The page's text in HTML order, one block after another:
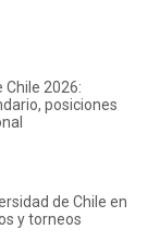
Chile 2026:
posiciones
de Chile en
y torneos